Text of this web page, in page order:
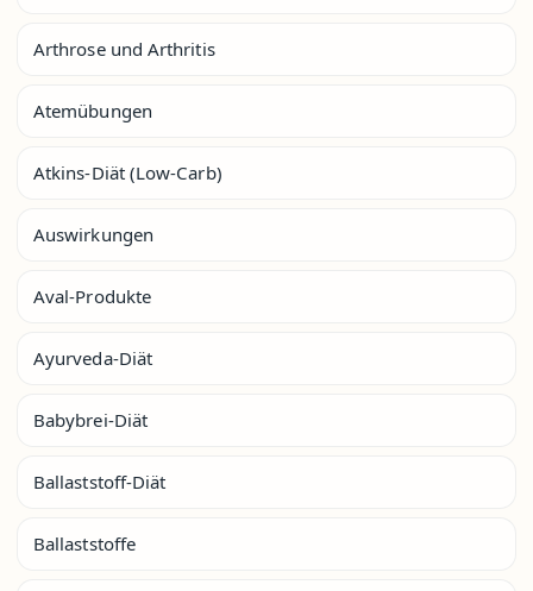
Arthrose und Arthritis
Atemübungen
Atkins-Diät (Low-Carb)
Auswirkungen
Aval-Produkte
Ayurveda-Diät
Babybrei-Diät
Ballaststoff-Diät
Ballaststoffe